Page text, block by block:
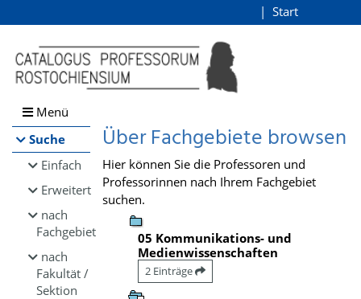
Browsen
direkt zum Inhalt
Start
Menü
Suche
Einfach
Erweitert
nach
Fachgebiet
nach
Fakultät /
Sektion
Über Fachgebiete browsen
Hier können Sie die Professoren und
Professorinnen nach Ihrem Fachgebiet
suchen.
05 Kommunikations- und
Medienwissenschaften
2 Einträge